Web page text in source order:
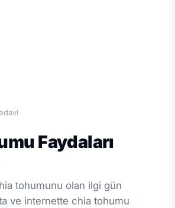
Faydaları
tohumunu olan ilgi gün
ve internette chia tohumu